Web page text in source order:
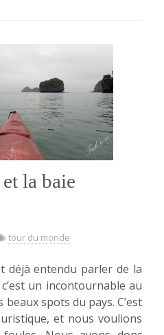
»
la baie
tour du monde
déjà entendu parler de la
un incontournable au
beaux spots du pays. C’est
et nous voulions